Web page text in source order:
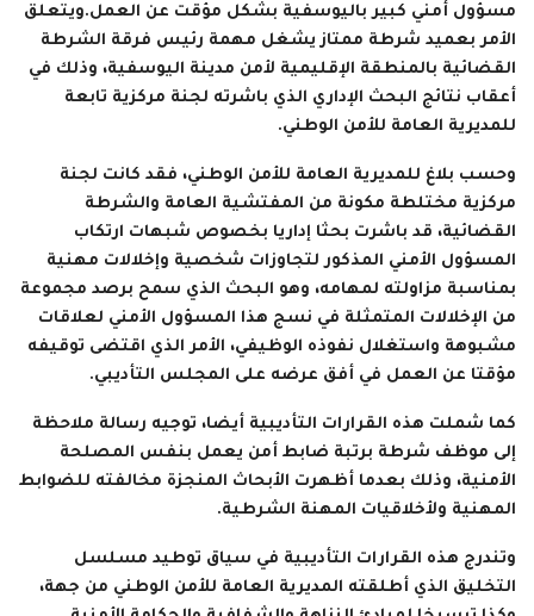
مسؤول أمني كبير باليوسفية بشكل مؤقت عن العمل.ويتعلق
الأمر بعميد شرطة ممتاز يشغل مهمة رئيس فرقة الشرطة
القضائية بالمنطقة الإقليمية لأمن مدينة اليوسفية، وذلك في
أعقاب نتائج البحث الإداري الذي باشرته لجنة مركزية تابعة
للمديرية العامة للأمن الوطني.
وحسب بلاغ للمديرية العامة للأمن الوطني، فقد كانت لجنة
مركزية مختلطة مكونة من المفتشية العامة والشرطة
القضائية، قد باشرت بحثا إداريا بخصوص شبهات ارتكاب
المسؤول الأمني المذكور لتجاوزات شخصية وإخلالات مهنية
بمناسبة مزاولته لمهامه، وهو البحث الذي سمح برصد مجموعة
من الإخلالات المتمثلة في نسج هذا المسؤول الأمني لعلاقات
مشبوهة واستغلال نفوذه الوظيفي، الأمر الذي اقتضى توقيفه
مؤقتا عن العمل في أفق عرضه على المجلس التأديبي.
كما شملت هذه القرارات التأديبية أيضا، توجيه رسالة ملاحظة
إلى موظف شرطة برتبة ضابط أمن يعمل بنفس المصلحة
الأمنية، وذلك بعدما أظهرت الأبحاث المنجزة مخالفته للضوابط
المهنية ولأخلاقيات المهنة الشرطية.
وتندرج هذه القرارات التأديبية في سياق توطيد مسلسل
التخليق الذي أطلقته المديرية العامة للأمن الوطني من جهة،